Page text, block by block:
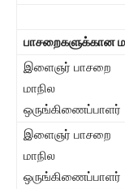
பாசறைகளுக்கான
இளைஞர் பாசறை
மாநில
ஒருங்கிணைப்பாளர்
இளைஞர் பாசறை
மாநில
ஒருங்கிணைப்பாளர்